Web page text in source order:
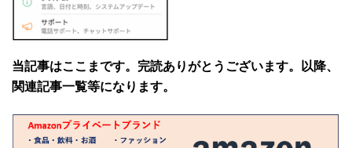
当記事はここまです。完読ありがとうございます。以降、
関連記事一覧等になります。